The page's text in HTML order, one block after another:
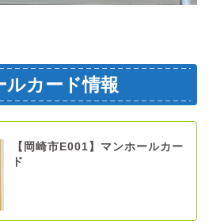
ルカード情報
【岡崎市E001】マンホールカー
ド